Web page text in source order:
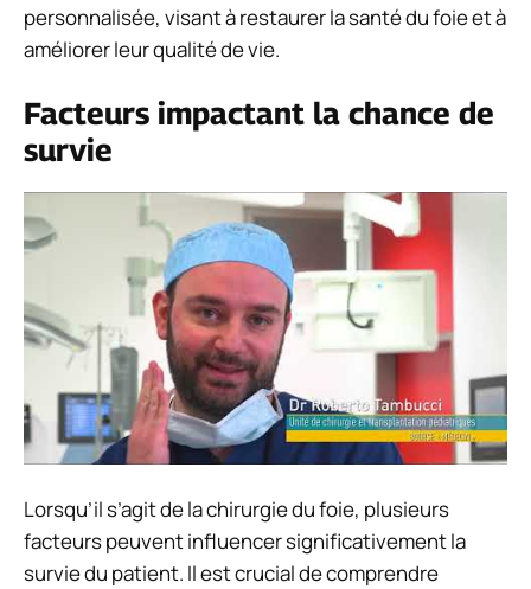
personnalisée, visant à restaurer la santé du foie et à
améliorer leur qualité de vie.
Facteurs impactant la chance de
survie
Lorsqu’il s’agit de la chirurgie du foie, plusieurs
facteurs peuvent influencer significativement la
survie du patient. Il est crucial de comprendre